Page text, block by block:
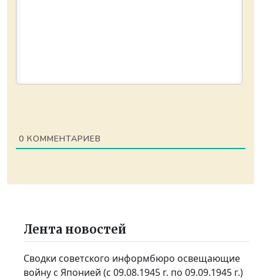
0 КОММЕНТАРИЕВ
Лента новостей
Сводки советского информбюро освещающие
войну с Японией (с 09.08.1945 г. по 09.09.1945 г.)